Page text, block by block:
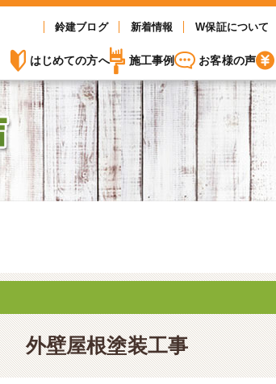
鈴建ブログ 新着情報 W保証について
はじめての方へ 施工事例 お客様の声
外壁屋根塗装工事